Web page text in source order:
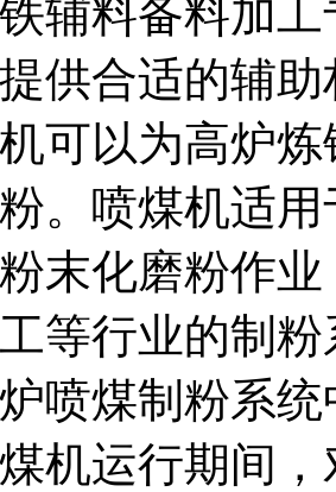
辅料备料加
供合适的辅
可以为高炉
。喷煤机适
末化磨粉作
等行业的制
喷煤制粉系统
运行期间，